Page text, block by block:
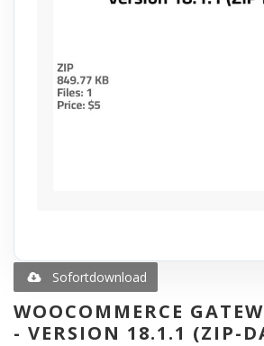
E-books
Merkliste
Contact
Sofortdownload
WOOCOMMERCE
- VERSION 18.1.1 (ZIP-